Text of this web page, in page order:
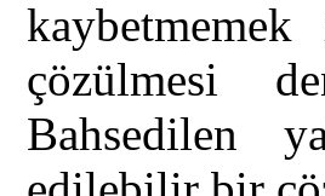
çözülmesi
Bahsedilen